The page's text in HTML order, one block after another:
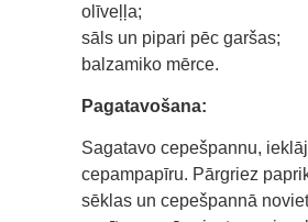
olīveļļa;
sāls un pipari pēc garšas;
balzamiko mērce.
Pagatavošana:
Sagatavo cepešpannu,
cepampapīru. Pārgriez
sēklas un cepešpannā